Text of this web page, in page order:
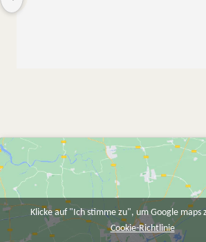
Klicke auf "Ich stimme zu", um Google maps
Cookie-Richtlinie